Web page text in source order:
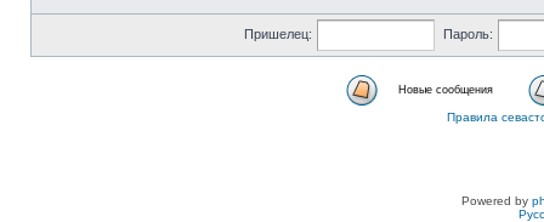
Пришелец: Пароль:
Новые сообщения
Правила
Powered by